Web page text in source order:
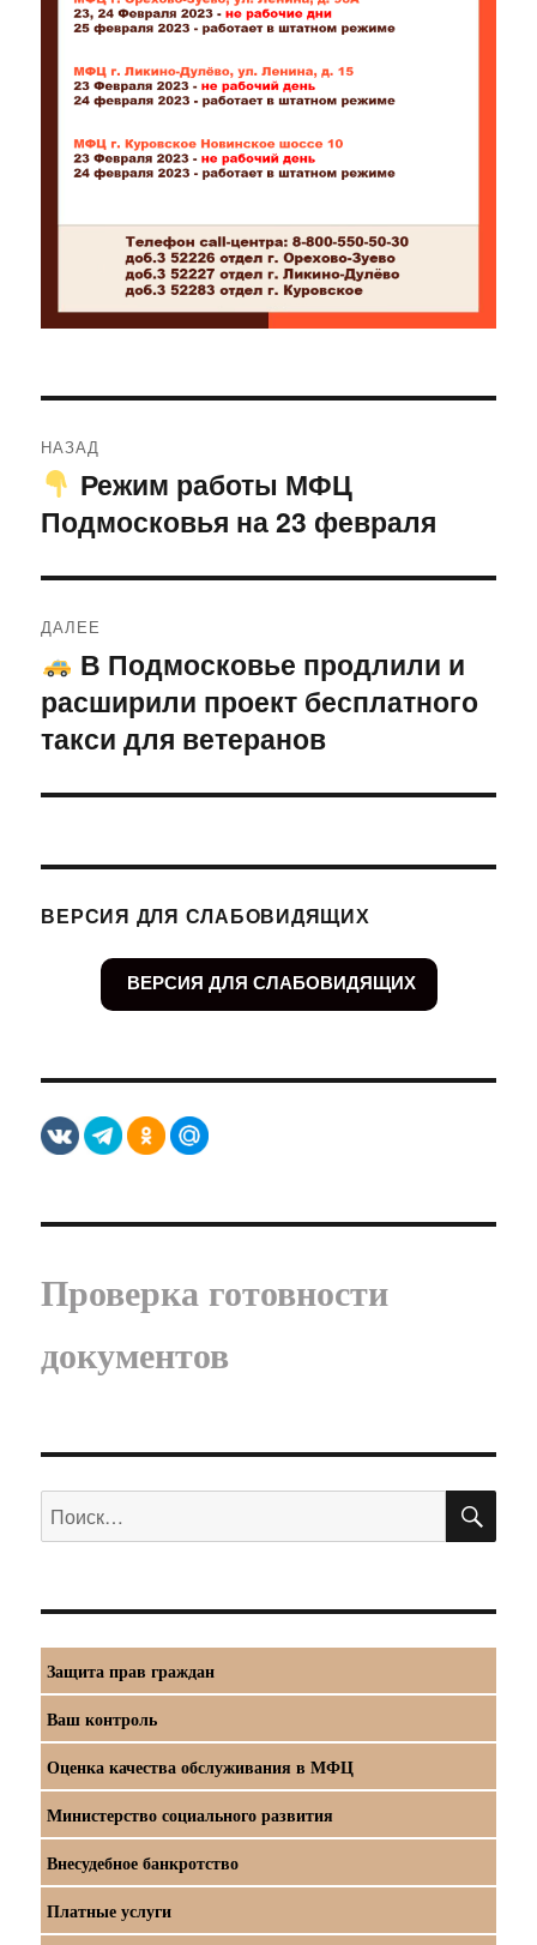
по
записям
НАЗАД
Предыдущая
запись:
Режим работы МФЦ
Подмосковья на 23 февраля
ДАЛЕЕ
Следующая
запись:
В Подмосковье продлили и
расширили проект бесплатного
такси для ветеранов
ВЕРСИЯ ДЛЯ СЛАБОВИДЯЩИХ
ВЕРСИЯ ДЛЯ СЛАБОВИДЯЩИХ
Проверка готовности
документов
Искать:
Защита прав граждан
Ваш контроль
Оценка качества обслуживания в МФЦ
Министерство социального развития
Внесудебное банкротство
Платные услуги